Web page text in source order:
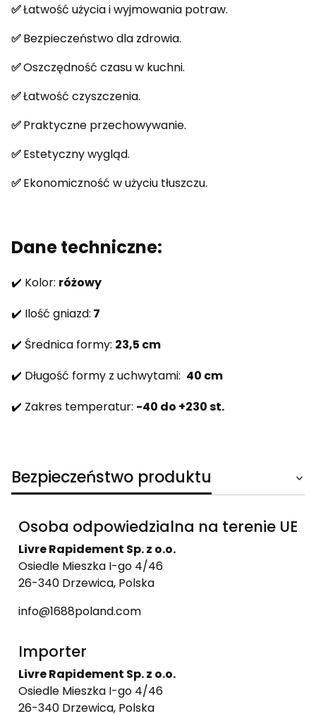
✅Łatwość użycia i wyjmowania potraw.
✅Bezpieczeństwo dla zdrowia.
✅Oszczędność czasu w kuchni.
✅Łatwość czyszczenia.
✅Praktyczne przechowywanie.
✅Estetyczny wygląd.
✅Ekonomiczność w użyciu tłuszczu.
Dane techniczne:
✔️ Kolor: różowy
✔️ Ilość gniazd: 7
✔️ Średnica formy: 23,5 cm
✔️ Długość formy z uchwytami: 40 cm
✔️ Zakres temperatur: -40 do +230 st.
Bezpieczeństwo produktu
Osoba odpowiedzialna na terenie UE
Livre Rapidement Sp. z o.o.
Osiedle Mieszka I-go 4/46
26-340 Drzewica, Polska
info@1688poland.com
Importer
Livre Rapidement Sp. z o.o.
Osiedle Mieszka I-go 4/46
26-340 Drzewica, Polska